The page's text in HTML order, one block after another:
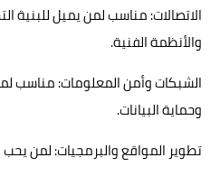
الاتصالات: مناسب لمن يميل للبنية
والأنظمة الفنية.
الشبكات وأمن المعلومات: مناسب
وحماية البيانات.
تطوير المواقع والبرمجيات: لمن